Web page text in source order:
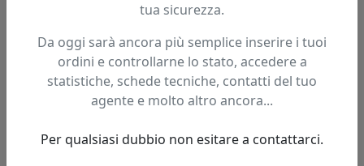
A partire da:
Accedi per il prezzo riservato
Gomma siliconata 40x52 nera per
tua sicurezza.
Da oggi sarà ancora più semplice inserire i tuoi
ordini e controllarne lo stato, accedere a
statistiche, schede tecniche, contatti del tuo
agente e molto altro ancora...
Per qualsiasi dubbio non esitare a contattarci.